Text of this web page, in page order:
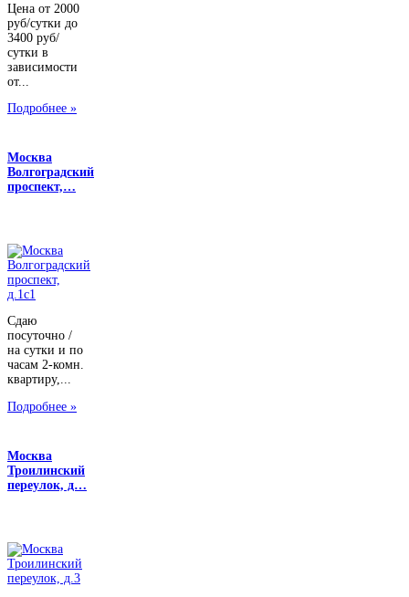
Цена от 2000
руб/сутки до
3400 руб/
сутки в
зависимости
от...
Подробнее »
Москва
Волгоградский
проспект,…
Сдаю
посуточно /
на сутки и по
часам 2-комн.
квартиру,...
Подробнее »
Москва
Троилинский
переулок, д…